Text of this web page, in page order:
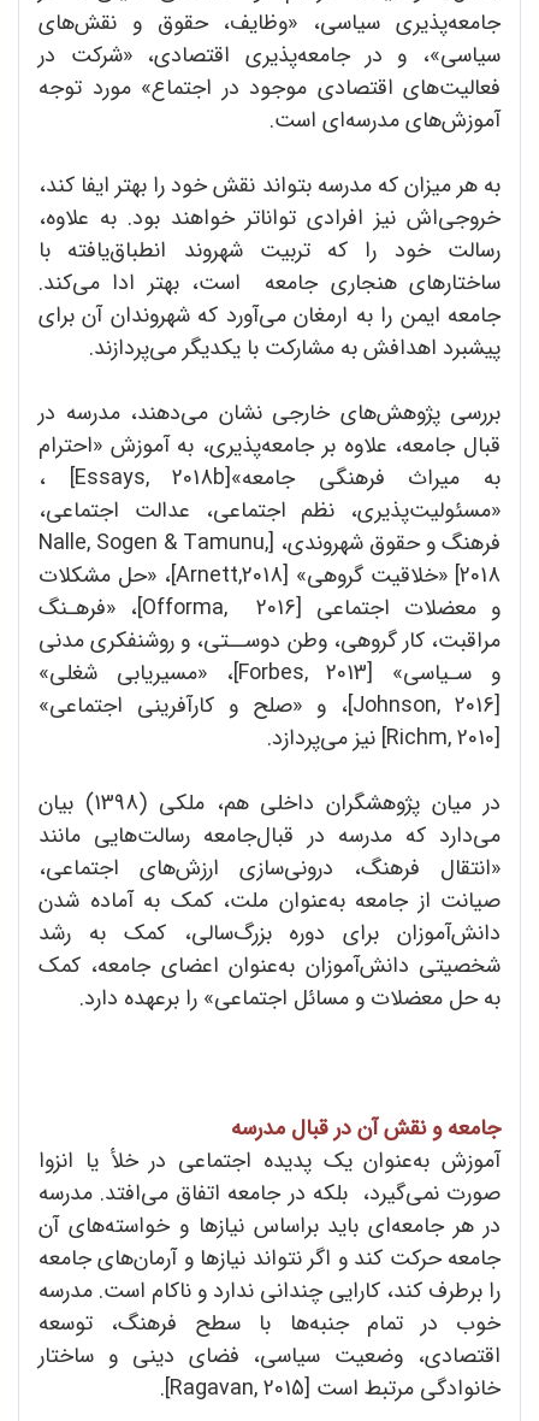
جامعه‌پذیری سیاسی، «وظایف، حقوق و نقش‌های
سیاسی»، و در جامعه‌پذیری اقتصادی، «شرکت در
فعالیت‌های اقتصادی موجود در اجتماع» مورد توجه
آموزش‌های مدرسه‌ای است.
به هر میزان که مدرسه بتواند نقش خود را بهتر ایفا کند،
خروجی‌اش نیز افرادی تواناتر خواهند بود. به علاوه،
رسالت خود را که تربیت شهروند انطباق‌یافته با
ساختارهای هنجاری جامعه است، بهتر ادا می‌کند.
جامعه ایمن را به ارمغان می‌آورد که شهروندان آن برای
پیشبرد اهدافش به مشارکت با یکدیگر می‌پردازند.
بررسی پژوهش‌های خارجی نشان می‌دهند، مدرسه در
قبال جامعه، علاوه بر جامعه‌پذیری، به آموزش «احترام
به میراث فرهنگی جامعه»[Essays, 2018b] ،
«مسئولیت‌پذیری، نظم اجتماعی، عدالت اجتماعی،
فرهنگ و حقوق شهروندی، [Nalle, Sogen & Tamunu,
2018] «خلاقیت گروهی» [Arnett,2018]، «حل مشکلات
و معضلات اجتماعی [Offorma, 2016]، «فرهـنگ
مراقبت، کار گروهی، وطن دوســتی، و روشنفکری مدنی
و سـیاسی» [Forbes, 2013]، «مسیریابی شغلی»
[Johnson, 2016]، و «صلح و کارآفرینی اجتماعی»
[Richm, 2010] نیز می‌پردازد.
در میان پژوهشگران داخلی هم، ملکی (1398) بیان
می‌دارد که مدرسه در قبال‌جامعه رسالت‌هایی مانند
«انتقال فرهنگ، درونی‌سازی ارزش‌های اجتماعی،
صیانت از جامعه به‌عنوان ملت، کمک به آماده شدن
دانش‌آموزان برای دوره بزرگ‌سالی، کمک به رشد
شخصیتی دانش‌آموزان به‌عنوان اعضای جامعه، کمک
به حل معضلات و مسائل اجتماعی» را برعهده دارد.
جامعه و نقش آن در قبال مدرسه
آموزش به‌عنوان یک پدیده اجتماعی در خلأ یا انزوا
صورت نمی‌گیرد، بلکه در جامعه اتفاق می‌افتد. مدرسه
در هر جامعه‌ای باید براساس نیازها و خواسته‌های آن
جامعه حرکت کند و اگر نتواند نیازها و آرمان‌های جامعه
را برطرف کند، کارایی چندانی ندارد و ناکام است. مدرسه
خوب در تمام جنبه‌ها با سطح فرهنگ، توسعه
اقتصادی، وضعیت سیاسی، فضای دینی و ساختار
خانوادگی مرتبط است [Ragavan, 2015].